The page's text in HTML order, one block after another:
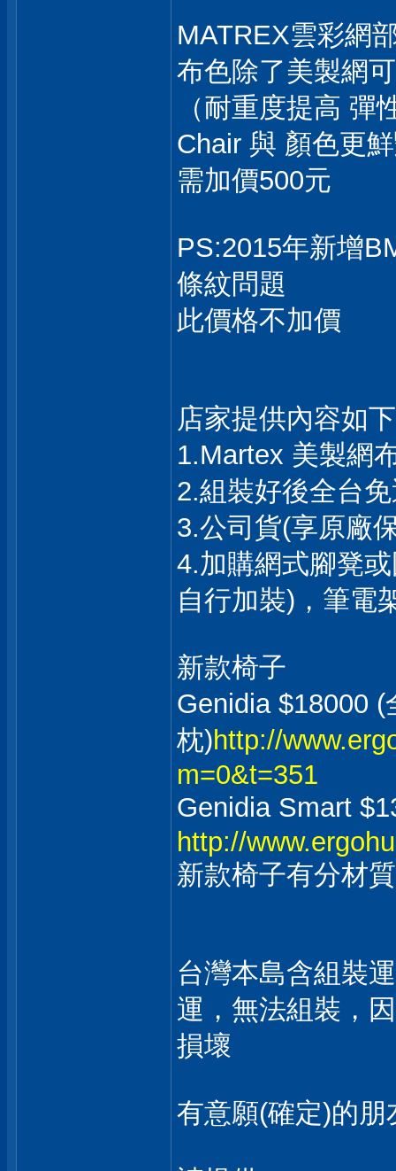
MATREX雲彩網
布色除了美製網
（耐重度提高
Chair 與 顏色更
需加價500元
PS:2015年新增
條紋問題
此價格不加價
店家提供內容如下
1.Martex 美製網
2.組裝好後全台
3.公司貨(享原廠
4.加購網式腳凳
自行加裝)，筆電
新款椅子
Genidia $18000
枕)http://
m=0&t=351
Genidia Smart
http://
新款椅子有分材
台灣本島含組裝
運，無法組裝，
損壞
有意願(確定)的